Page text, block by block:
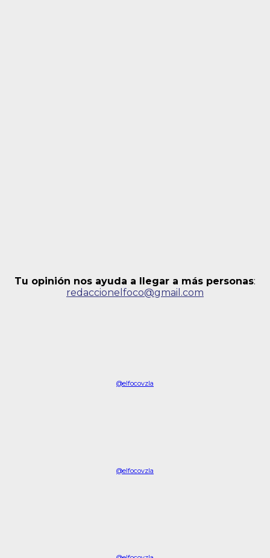
Tu opinión nos ayuda a llegar a más personas:
redaccionelfoco@gmail.com
@elfocovzla
@elfocovzla